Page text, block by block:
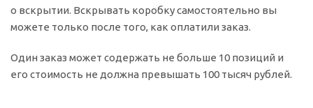
о вскрытии. Вскрывать коробку самостоятельно вы
можете только после того, как оплатили заказ.
Один заказ может содержать не больше 10 позиций и
его стоимость не должна превышать 100 тысяч рублей.